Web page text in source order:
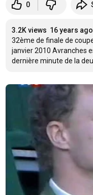
0
3.2K views 16 years ago
32ème de finale de
janvier 2010 Avranches
dernière minute de la